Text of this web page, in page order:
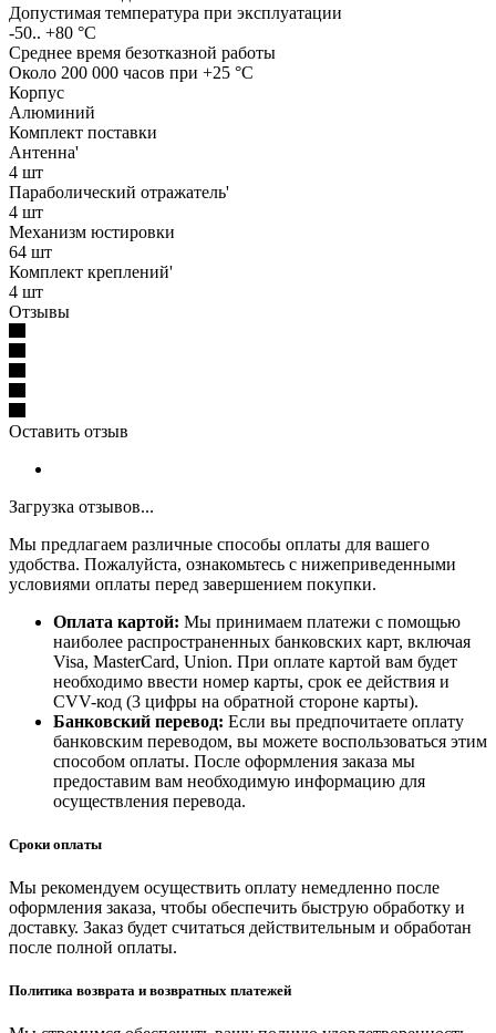
Допустимая температура при эксплуатации
-50.. +80 °C
Среднее время безотказной работы
Около 200 000 часов при +25 °C
Корпус
Алюминий
Комплект поставки
Антенна'
4 шт
Параболический отражатель'
4 шт
Механизм юстировки
64 шт
Комплект креплений'
4 шт
Отзывы
Оставить отзыв
Загрузка отзывов...
Мы предлагаем различные способы оплаты для вашего
удобства. Пожалуйста, ознакомьтесь с нижеприведенными
условиями оплаты перед завершением покупки.
Оплата картой: Мы принимаем платежи с помощью
наиболее распространенных банковских карт, включая
Visa, MasterCard, Union. При оплате картой вам будет
необходимо ввести номер карты, срок ее действия и
CVV-код (3 цифры на обратной стороне карты).
Банковский перевод: Если вы предпочитаете оплату
банковским переводом, вы можете воспользоваться этим
способом оплаты. После оформления заказа мы
предоставим вам необходимую информацию для
осуществления перевода.
Сроки оплаты
Мы рекомендуем осуществить оплату немедленно после
оформления заказа, чтобы обеспечить быструю обработку и
доставку. Заказ будет считаться действительным и обработан
после полной оплаты.
Политика возврата и возвратных платежей